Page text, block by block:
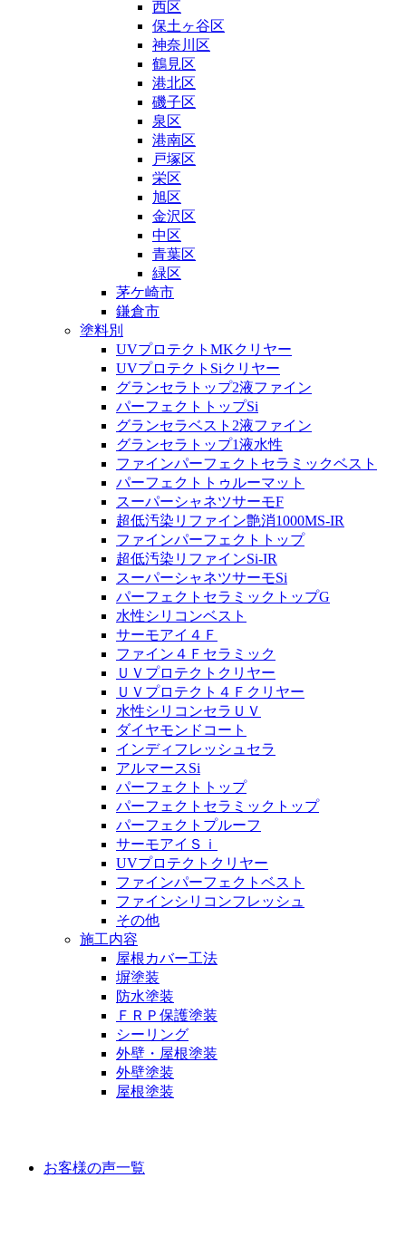
西区
保土ヶ谷区
神奈川区
鶴見区
港北区
磯子区
泉区
港南区
戸塚区
栄区
旭区
金沢区
中区
青葉区
緑区
茅ケ崎市
鎌倉市
塗料別
UVプロテクトMKクリヤー
UVプロテクトSiクリヤー
グランセラトップ2液ファイン
パーフェクトトップSi
グランセラベスト2液ファイン
グランセラトップ1液水性
ファインパーフェクトセラミックベスト
パーフェクトトゥルーマット
スーパーシャネツサーモF
超低汚染リファイン艶消1000MS-IR
ファインパーフェクトトップ
超低汚染リファインSi-IR
スーパーシャネツサーモSi
パーフェクトセラミックトップG
水性シリコンベスト
サーモアイ４Ｆ
ファイン４Ｆセラミック
ＵＶプロテクトクリヤー
ＵＶプロテクト４Ｆクリヤー
水性シリコンセラＵＶ
ダイヤモンドコート
インディフレッシュセラ
アルマースSi
パーフェクトトップ
パーフェクトセラミックトップ
パーフェクトプルーフ
サーモアイＳｉ
UVプロテクトクリヤー
ファインパーフェクトベスト
ファインシリコンフレッシュ
その他
施工内容
屋根カバー工法
塀塗装
防水塗装
ＦＲＰ保護塗装
シーリング
外壁・屋根塗装
外壁塗装
屋根塗装
お客様の声一覧